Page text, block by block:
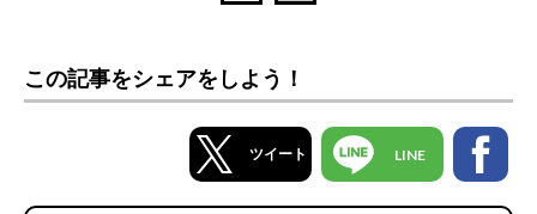
この記事をシェアをしよう！
ツイート LINE